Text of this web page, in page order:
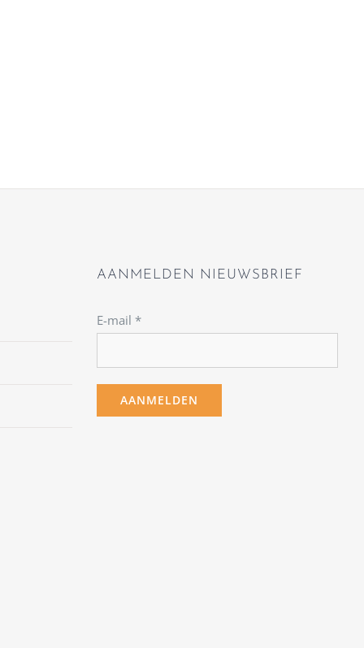
AANMELDEN NIEUWSBRIEF
E-mail *